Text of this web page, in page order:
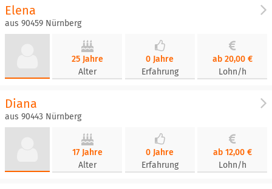
Elena
aus 90459 Nürnberg
25 Jahre
Alter
0 Jahre
Erfahrung
ab 20,00 €
Lohn/h
Diana
aus 90443 Nürnberg
17 Jahre
Alter
0 Jahre
Erfahrung
ab 12,00 €
Lohn/h